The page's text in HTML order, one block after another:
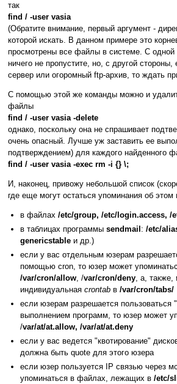
так
find / -user vasia
(Обратите внимание, первый аргумент -
которой искать. В данном примере это
просмотрены все файлы в системе. С одной
ничего не пропустите, но, с другой
сервер или огоромный ftp-архив, то ждать
С помощью этой же команды можно и
файлы
find / -user vasia -delete
однако, поскольку она не спрашивает
очень опасный. Лучше уж заставить ее
подтверждением) для каждого найденного
find / -user vasia -exec rm -i {} \;
И, наконец, привожу небольшой список
где еще могут остаться упоминания об этом
в файлах /etc/group, /etc/login.access, /
в таблицах программы sendmail : /etc/
genericstable и др.)
если у вас отдельным юзерам
помощью cron, то юзер может
/var/cron/allow, /var/cron/deny, а, также,
индивидуальная crontab в /var/cron/tabs/
если юзерам разрешается пользоваться
выполнением программ, то юзер может
/var/at/at.allow, /var/at/at.deny
если у вас ведется "квотирование"
должна быть quote для этого юзера
если юзер пользуется IP связью через
упоминаться в файлах, лежащих в /etc/